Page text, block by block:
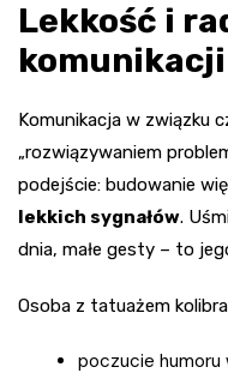
Lekkość i
komunikacji
Komunikacja w związku
„rozwiązywaniem
podejście: budowanie
lekkich sygnałów.
dnia, małe gesty – to
Osoba z tatuażem
poczucie humoru